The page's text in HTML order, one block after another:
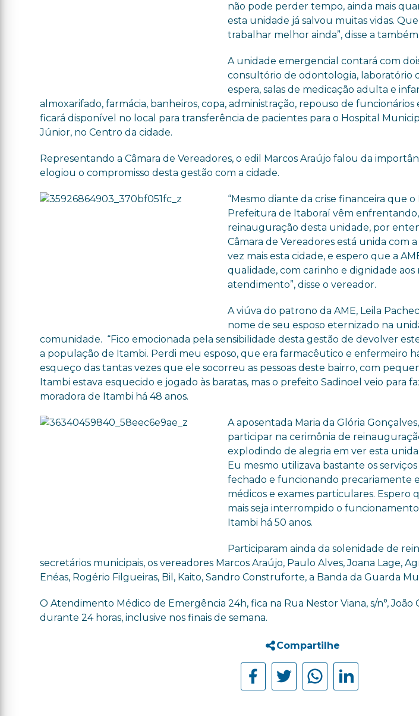
não pode perder tempo, ainda mais
esta unidade já salvou muitas vidas.
trabalhar melhor ainda”, disse a
A unidade emergencial contará com
consultório de odontologia, laboratório
espera, salas de medicação adulta e
almoxarifado, farmácia, banheiros, copa, administração, repouso de
ficará disponível no local para transferência de pacientes para o Hospital
Júnior, no Centro da cidade.
Representando a Câmara de Vereadores, o edil Marcos Araújo falou da
elogiou o compromisso desta gestão com a cidade.
“Mesmo diante da crise financeira que o
Prefeitura de Itaboraí vêm
reinauguração desta unidade, por
Câmara de Vereadores está unida com
vez mais esta cidade, e espero que a
qualidade, com carinho e dignidade
atendimento”, disse o vereador.
A viúva do patrono da AME, Leila
nome de seu esposo eternizado na
comunidade. “Fico emocionada pela sensibilidade desta gestão de devolver
a população de Itambi. Perdi meu esposo, que era farmacêutico e enfermeiro
esqueço das tantas vezes que ele socorreu as pessoas deste bairro, com
Itambi estava esquecido e jogado às baratas, mas o prefeito Sadinoel veio para
moradora de Itambi há 48 anos.
A aposentada Maria da Glória
participar na cerimônia de
explodindo de alegria em ver esta
Eu mesmo utilizava bastante os
fechado e funcionando precariamente
médicos e exames particulares. Espero
mais seja interrompido o funcionamento
Itambi há 50 anos.
Participaram ainda da solenidade de
secretários municipais, os vereadores Marcos Araújo, Paulo Alves, Joana Lage,
Enéas, Rogério Filgueiras, Bil, Kaito, Sandro Construforte, a Banda da Guarda
O Atendimento Médico de Emergência 24h, fica na Rua Nestor Viana, s/n°, João
durante 24 horas, inclusive nos finais de semana.
Compartilhe